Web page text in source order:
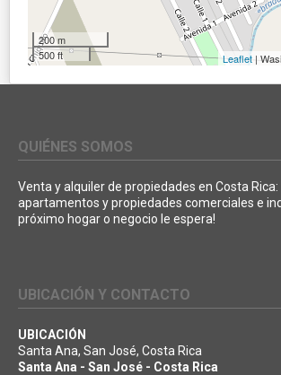
200 m
500 ft
Leaflet |
QUIÉNES SOMOS
Venta y alquiler de propiedades en Costa
apartamentos y propiedades comerciales e
próximo hogar o negocio le espera!
UBICACIÓN Y CONTACTO
UBICACIÓN
Santa Ana, San José, Costa Rica
Santa Ana - San José - Costa Rica